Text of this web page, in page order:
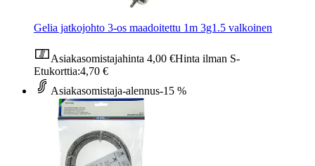
Gelia jatkojohto 3-os maadoitettu 1m 3g1.5 valkoinen
Asiakasomistajahinta 4,00 €Hinta ilman S-
Etukorttia:4,70 €
Asiakasomistaja-alennus-15 %